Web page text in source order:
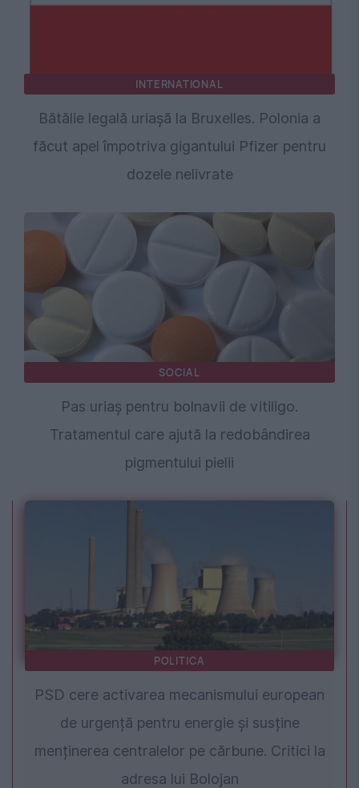
INTERNATIONAL
Bătălie legală uriașă la Bruxelles. Polonia a
făcut apel împotriva gigantului Pfizer pentru
dozele nelivrate
SOCIAL
Pas uriaș pentru bolnavii de vitiligo.
Tratamentul care ajută la redobândirea
pigmentului pielii
POLITICA
PSD cere activarea mecanismului european
de urgență pentru energie și susține
menținerea centralelor pe cărbune. Critici la
adresa lui Bolojan